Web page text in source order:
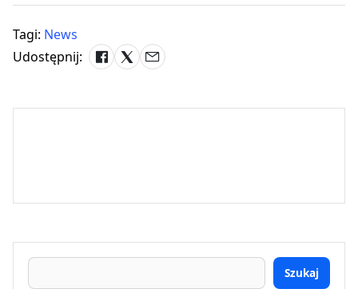
Tagi: News
Udostępnij:
Szukaj